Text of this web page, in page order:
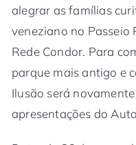
alegrar as famílias
veneziano no Passeio
Rede Condor. Para
parque mais antigo e
Ilusão será
apresentações do